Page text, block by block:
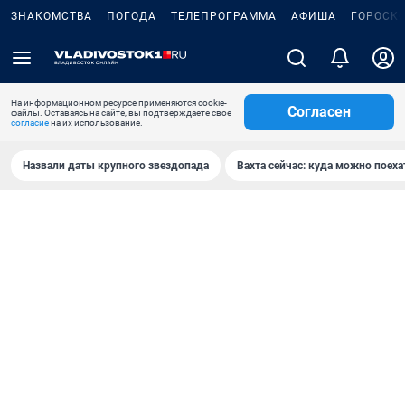
ЗНАКОМСТВА ПОГОДА ТЕЛЕПРОГРАММА АФИША
На информационном ресурсе применяются cookie-
файлы. Оставаясь на сайте, вы подтверждаете свое
согласиена их использование.
Согласен
Назвали даты крупного звездопада Вахта сейчас: куда можно